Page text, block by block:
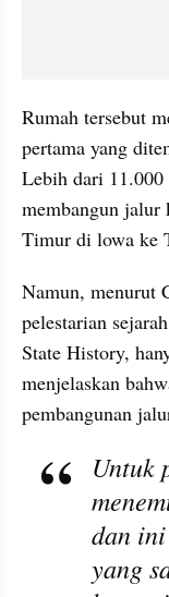
Rumah tersebut
pertama yang
Lebih dari
membangun jalur
Timur di lowa ke
Namun, menurut
pelestarian
State History,
menjelaskan
pembangunan
Untuk
dan
yang